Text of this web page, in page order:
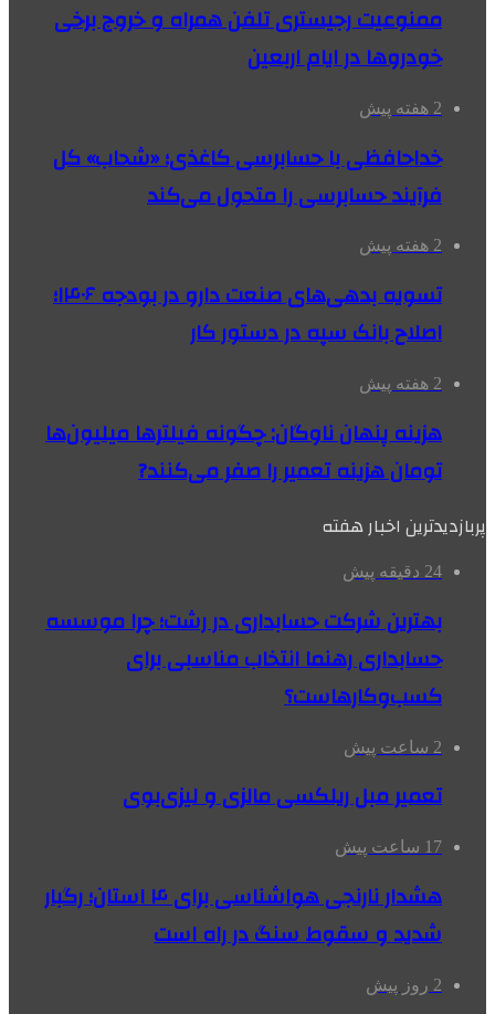
ممنوعیت رجیستری تلفن همراه و خروج برخی
خودروها در ایام اربعین
2 هفته پیش
خداحافظی با حسابرسی کاغذی؛ «شحاب» کل
فرآیند حسابرسی را متحول می‌کند
2 هفته پیش
تسویه بدهی‌های صنعت دارو در بودجه ۱۴۰۶؛
اصلاح بانک سپه در دستور کار
2 هفته پیش
هزینه پنهان ناوگان: چگونه فیلترها میلیون‌ها
تومان هزینه تعمیر را صفر می‌کنند?
پربازدیدترین اخبار هفته
24 دقیقه پیش
بهترین شرکت حسابداری در رشت؛ چرا موسسه
حسابداری رهنما انتخاب مناسبی برای
کسب‌وکارهاست؟
2 ساعت پیش
تعمیر مبل ریلکسی مالزی و لیزی‌بوی
17 ساعت پیش
هشدار نارنجی هواشناسی برای ۴ استان؛ رگبار
شدید و سقوط سنگ در راه است
2 روز پیش